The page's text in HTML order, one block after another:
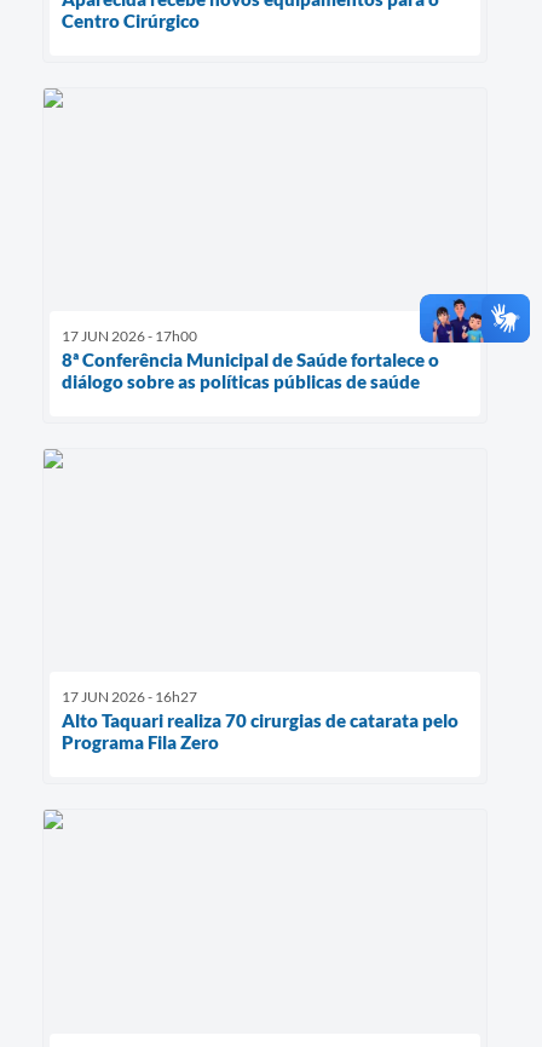
Centro Cirúrgico
17 JUN 2026 - 17h00
8ª Conferência Municipal de Saúde fortalece o
diálogo sobre as políticas públicas de saúde
17 JUN 2026 - 16h27
Alto Taquari realiza 70 cirurgias de catarata pelo
Programa Fila Zero